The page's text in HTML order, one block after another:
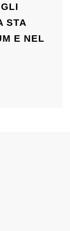
STA
E NEL